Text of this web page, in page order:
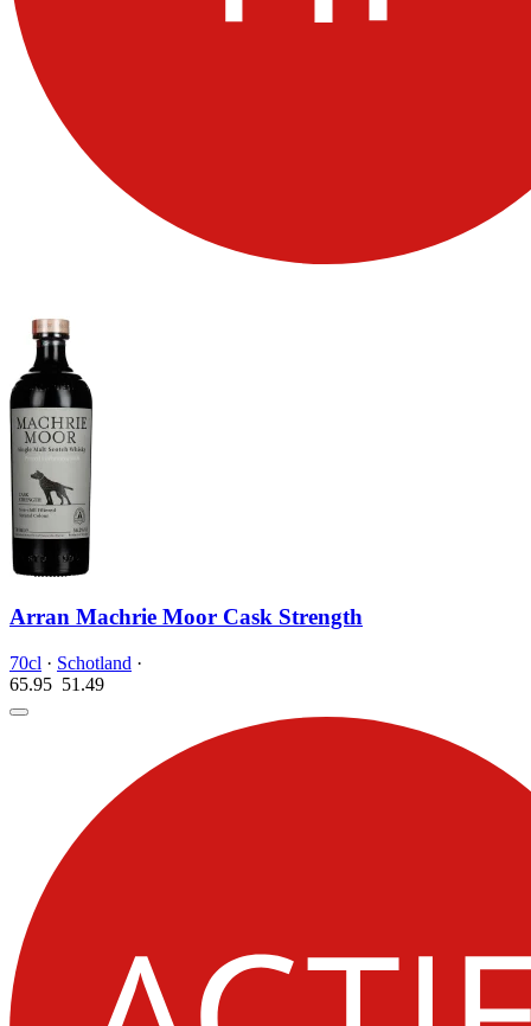
Arran Machrie Moor Cask Strength
70cl · Schotland ·
65.95 51.49